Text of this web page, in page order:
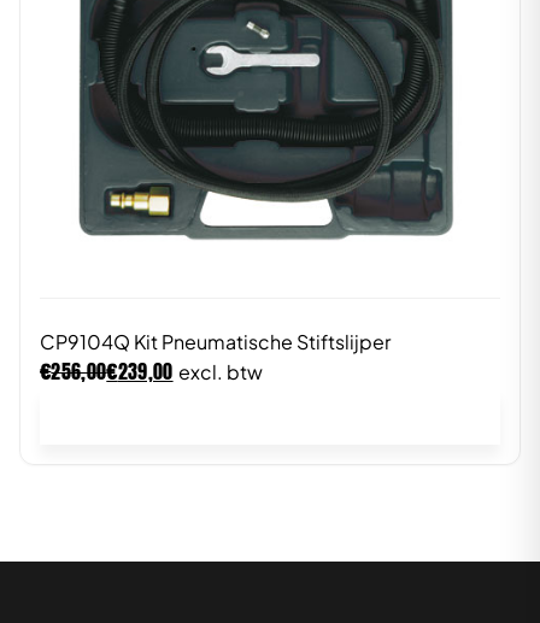
CP9104Q Kit Pneumatische Stiftslijper
€256,00€239,00 excl. btw